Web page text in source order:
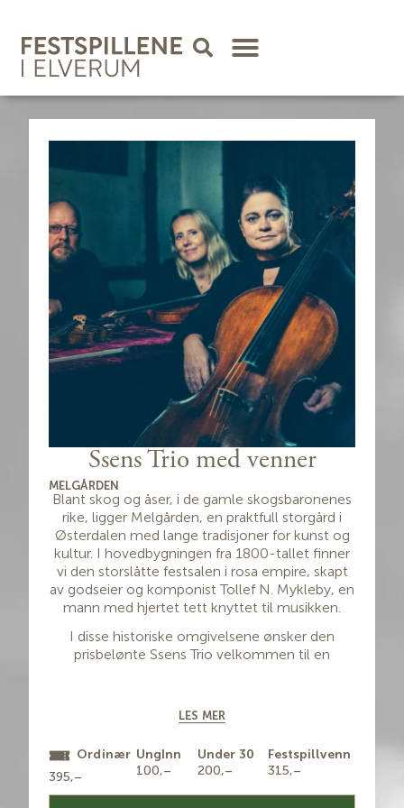
Ssens Trio med venner
MELGÅRDEN
Blant skog og åser, i de gamle skogsbaronenes
rike, ligger Melgården, en praktfull storgård i
Østerdalen med lange tradisjoner for kunst og
kultur. I hovedbygningen fra 1800-tallet finner
vi den storslåtte festsalen i rosa empire, skapt
av godseier og komponist Tollef N. Mykleby, en
mann med hjertet tett knyttet til musikken.
I disse historiske omgivelsene ønsker den
prisbelønte Ssens Trio velkommen til en
har trioen markert seg internasjonalt med
kritikerroste innspillinger og konserter, og
musikalitet og sitt levende uttrykk.
Denne kvelden byr på musikk av Franz
LES MER
Ordinær
395,–
UngInn
100,–
Under 30
200,–
Festspillvenn
315,–